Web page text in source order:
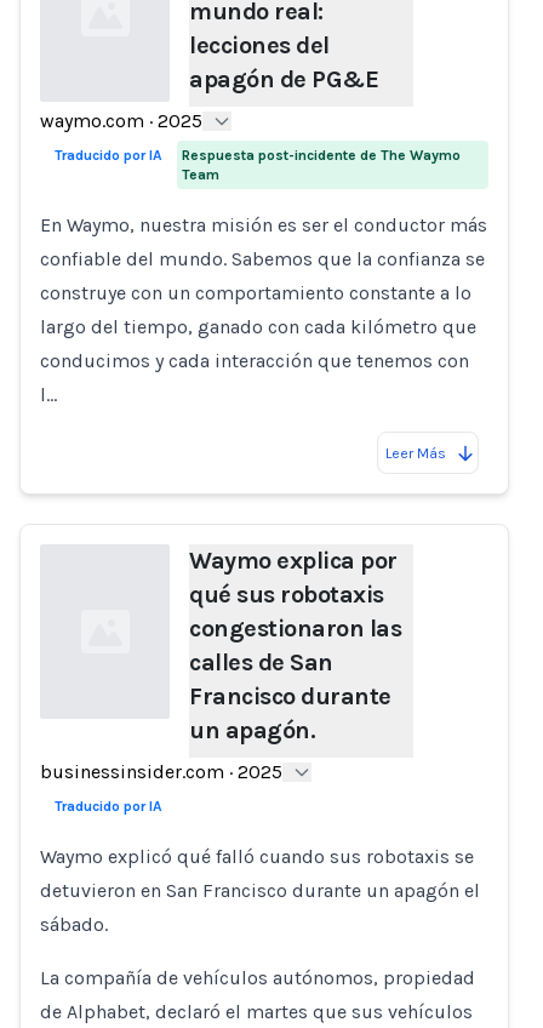
Loading...
mundo real:
lecciones del
apagón de PG&E
waymo.com · 2025
Traducido por IA
Respuesta post-incidente de The Waymo
Team
En Waymo, nuestra misión es ser el conductor más
confiable del mundo. Sabemos que la confianza se
construye con un comportamiento constante a lo
largo del tiempo, ganado con cada kilómetro que
conducimos y cada interacción que tenemos con
l…
Leer Más
Loading...
Waymo explica por
qué sus robotaxis
congestionaron las
calles de San
Francisco durante
un apagón.
businessinsider.com · 2025
Traducido por IA
Waymo explicó qué falló cuando sus robotaxis se
detuvieron en San Francisco durante un apagón el
sábado.
La compañía de vehículos autónomos, propiedad
de Alphabet, declaró el martes que sus vehículos